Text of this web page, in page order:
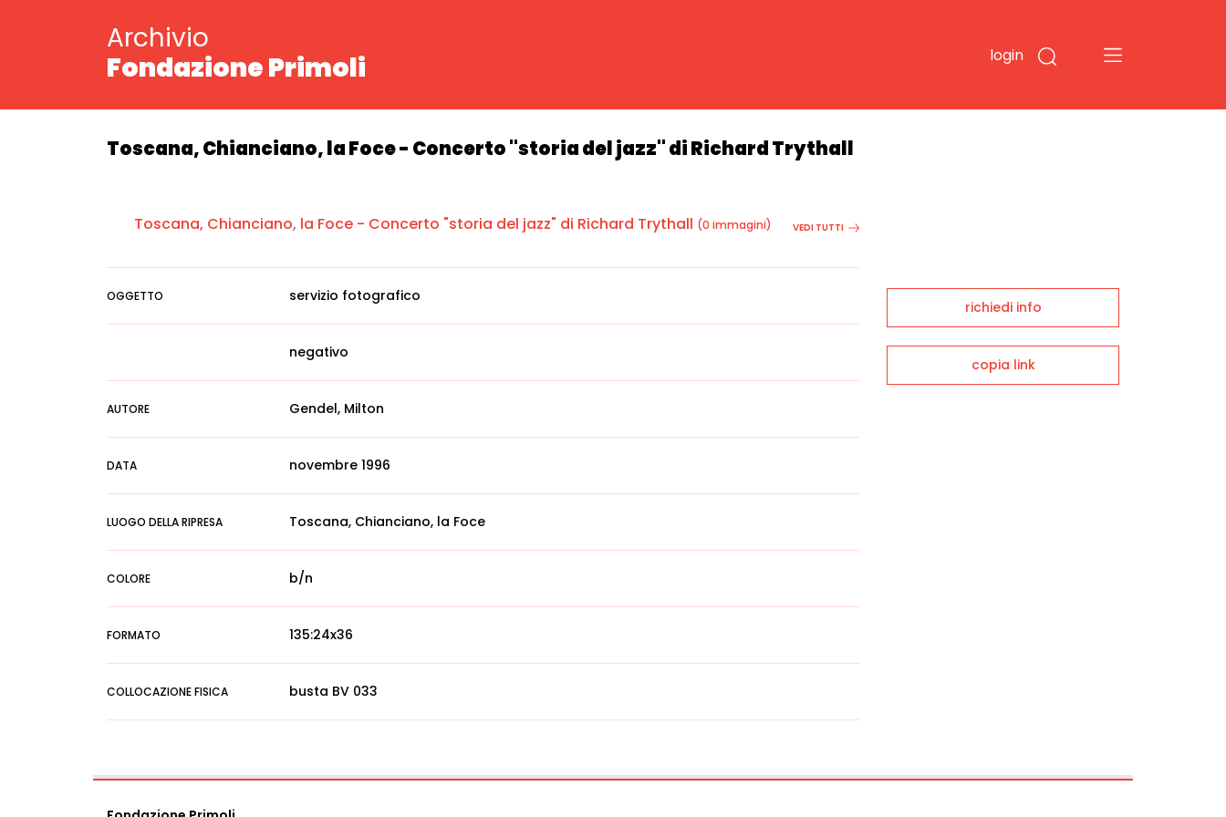
Archivio
Fondazione Primoli
login
Toscana, Chianciano, la Foce - Concerto "storia del jazz" di Richard Trythall
Toscana, Chianciano, la Foce - Concerto "storia del jazz" di Richard Trythall (0 immagini) VEDI TUTTI
OGGETTO servizio fotografico
negativo
AUTORE Gendel, Milton
DATA novembre 1996
LUOGO DELLA RIPRESA Toscana, Chianciano, la Foce
COLORE b/n
FORMATO 135:24x36
COLLOCAZIONE FISICA busta BV 033
richiedi info
copia link